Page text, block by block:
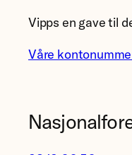
Vipps en gave til
Våre